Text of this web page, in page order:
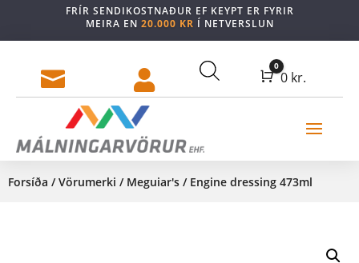
FRÍR SENDIKOSTNAÐUR EF KEYPT ER FYRIR
MEIRA EN 20.000 KR Í NETVERSLUN
  Cart
0
0 kr.
Forsíða /Vörumerki / Meguiar's / Engine dressing 473ml